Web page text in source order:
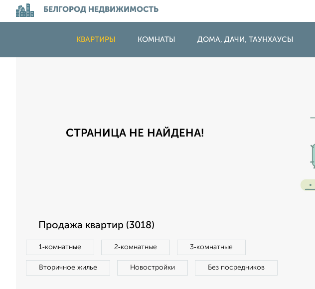
БЕЛГОРОД НЕДВИЖИМОСТЬ
КВАРТИРЫ КОМНАТЫ ДОМА, ДАЧИ, ТАУНХАУСЫ
СТРАНИЦА НЕ НАЙДЕНА!
Продажа квартир (3018)
1‑комнатные 2‑комнатные 3‑комнатные
Вторичное жилье Новостройки Без посредников